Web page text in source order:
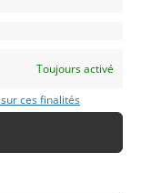
Toujours activé
ces finalités
juin de 10h à